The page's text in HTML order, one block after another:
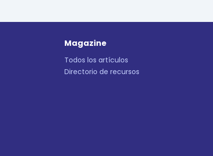
Magazine
Todos los artículos
Directorio de recursos